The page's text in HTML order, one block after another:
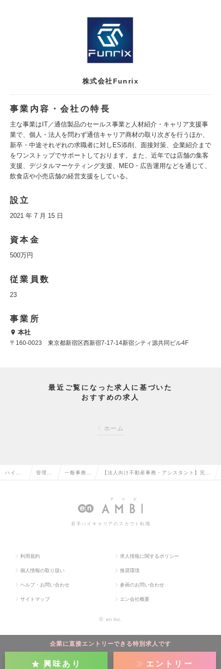
株式会社Funrix
事業内容・会社の特長
主な事業はIT／通信製品のセールス事業と人材紹介・キャリア支援事
業で、個人・法人を問わず通信キャリア商材の取り次ぎを行うほか、
新卒・中途それぞれの求職者に対しES添削、面接対策、企業紹介まで
をワンストップでサポートしております。また、近年では店舗の集客
支援、デジタルマーケティング支援、MEO・広告運用などを通じて、
飲食店や小売店舗の経営支援をしている。
設立
2021 年 7 月 15 日
資本金
500万円
従業員数
23
事業所
本社
〒160-0023 東京都新宿区西新宿7-17-14新宿シティ源共同ビル4F
最近ご覧になった求人に基づいた
おすすめの求人
ホーム
企業に直接エントリーできる特別求人です
興味あり エントリー
ハイク 管理部 一般事務・ 【法人向け不動産事務・アシスタント】完全
万以上～の求人情報
若手ハイキャリアのスカウト転職
利用規約 求人情報に関するポリシー
個人情報の取り扱い 推奨環境
ヘルプ・お問い合わせ 参画のお問い合わせ
サイトマップ エン会社概要
© en Inc.